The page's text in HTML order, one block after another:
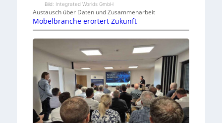
Bild: Integrated Worlds GmbH
Austausch über Daten und Zusammenarbeit
Möbelbranche erörtert Zukunft